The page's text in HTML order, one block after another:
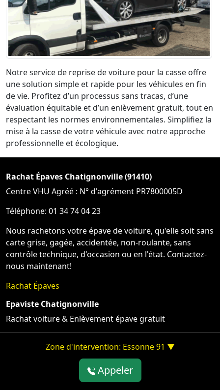
Notre service de reprise de voiture pour la casse offre
une solution simple et rapide pour les véhicules en fin
de vie. Profitez d’un processus sans tracas, d’une
évaluation équitable et d’un enlèvement gratuit, tout en
respectant les normes environnementales. Simplifiez la
mise à la casse de votre véhicule avec notre approche
professionnelle et écologique.
Rachat Épaves Chatignonville (91410)
Centre VHU Agréé : N° d'agrément PR7800005D
Téléphone: 01 34 74 04 23
Nous rachetons votre épave de voiture, qu'elle soit sans
carte grise, gagée, accidentée, non-roulante, sans
contrôle technique, d'occasion ou en l'état. Contactez-
nous maintenant!
Rachat Épaves
Epaviste Chatignonville
Rachat voiture & Enlèvement épave gratuit
Zone d'intervention: Essonne 91 ▼
Appeler